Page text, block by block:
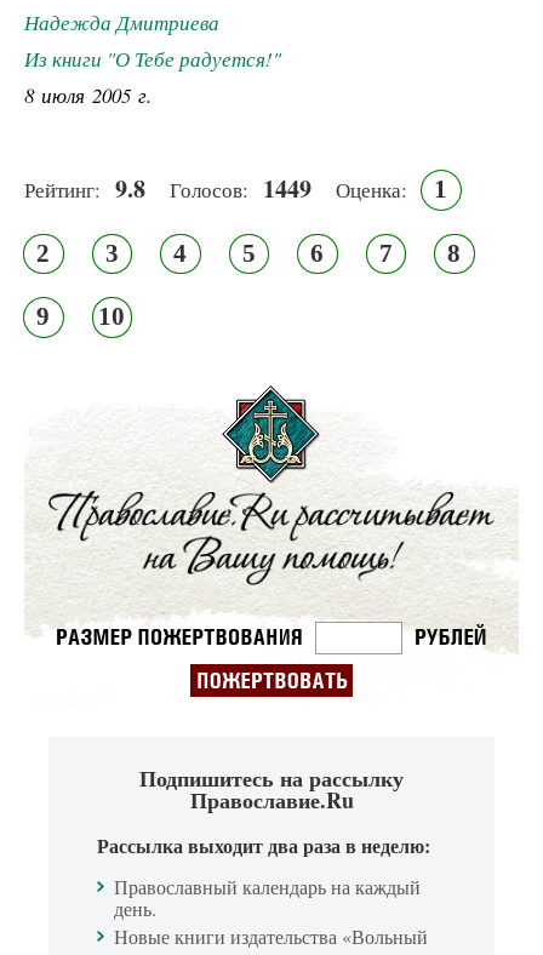
Надежда Дмитриева
Из книги "О Тебе радуется!"
8 июля 2005 г.
Рейтинг: 9.8 Голосов: 1449 Оценка: 1
2 3 4 5 6 7 8
9 10
Подпишитесь на рассылку
Православие.Ru
Рассылка выходит два раза в неделю:
Православный календарь на каждый
день.
Новые книги издательства «Вольный